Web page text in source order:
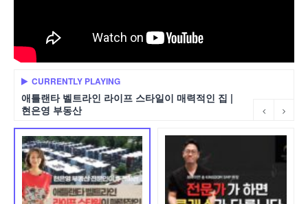
CURRENTLY PLAYING
애틀랜타 벨트라인 라이프 스타일이 매력적인 집 |
현은영 부동산